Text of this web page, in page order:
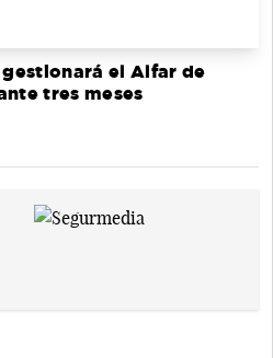
el Alfar de
tres meses